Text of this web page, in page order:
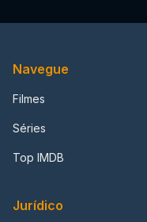
Navegue
Filmes
Séries
Top IMDB
Jurídico